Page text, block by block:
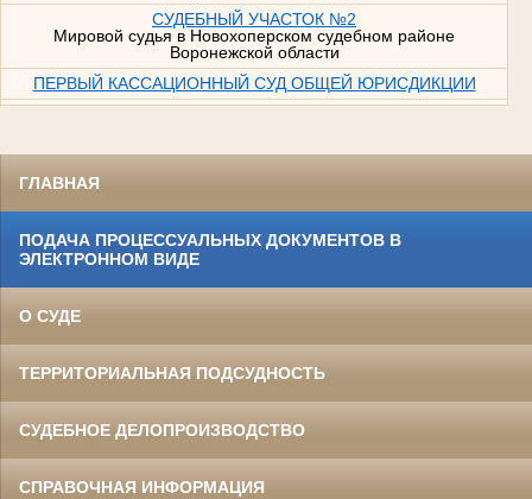
СУДЕБНЫЙ УЧАСТОК №2
Мировой судья в Новохоперском судебном районе
Воронежской области
ПЕРВЫЙ КАССАЦИОННЫЙ СУД ОБЩЕЙ ЮРИСДИКЦИИ
ГЛАВНАЯ
ПОДАЧА ПРОЦЕССУАЛЬНЫХ ДОКУМЕНТОВ В
ЭЛЕКТРОННОМ ВИДЕ
О СУДЕ
ТЕРРИТОРИАЛЬНАЯ ПОДСУДНОСТЬ
СУДЕБНОЕ ДЕЛОПРОИЗВОДСТВО
СПРАВОЧНАЯ ИНФОРМАЦИЯ